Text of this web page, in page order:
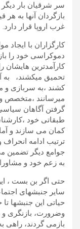
سر شرقیان بار
بازگردان آنها به
غرب اروپا قرار دارد.
کارگزاران با ایجاد
دموکراسی خود را
کارآمدترین هایشان
تحمیق میکشند، به
کشند ،به سربازی و
میرسانند ،متخصص
گرفتن آگاهان
طبقاتی خود
کمان می سازند و
ترتیب ادامه
جوامع دیگر تضمین
به زعم خود و
حتی اگر بن بست ،
سایر جنبشهای
حیاتی این جنبشها
وضرورت، بازنگری و
بازمی گردند، راهی